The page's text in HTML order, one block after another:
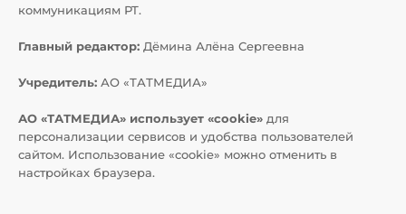
коммуникациям РТ.
Главный редактор: Дёмина Алёна Сергеевна
Учредитель: АО «ТАТМЕДИА»
АО «ТАТМЕДИА» использует «cookie» для
персонализации сервисов и удобства пользователей
сайтом. Использование «cookie» можно отменить в
настройках браузера.